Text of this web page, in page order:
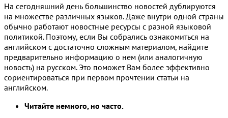
На сегодняшний день большинство новостей дублируются
на множестве различных языков. Даже внутри одной страны
обычно работают новостные ресурсы с разной языковой
политикой. Поэтому, если Вы собрались ознакомиться на
английском с достаточно сложным материалом, найдите
предварительно информацию о нем (или аналогичную
новость) на русском. Это поможет Вам более эффективно
сориентироваться при первом прочтении статьи на
английском.
Читайте немного, но часто.